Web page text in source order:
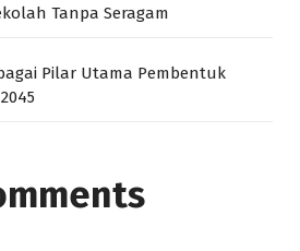
Tanpa Seragam
Pilar Utama Pembentuk